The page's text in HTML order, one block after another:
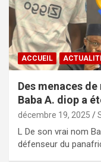
ACCUEIL
Des menaces
Baba A. diop a
décembre 19, 2025
L De son vrai nom
défenseur du